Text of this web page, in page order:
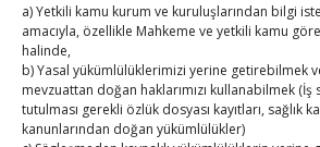
a) Yetkili kamu kurum ve kuruluşlarından bilgi
amacıyla, özellikle Mahkeme ve yetkili kamu
halinde,
b) Yasal yükümlülüklerimizi yerine getirebilmek
mevzuattan doğan haklarımızı kullanabilmek
tutulması gerekli özlük dosyası kayıtları, sağlık
kanunlarından doğan yükümlülükler)
3
10
11 12 13 14
17
18 19 20 21
24
25 26 27 28